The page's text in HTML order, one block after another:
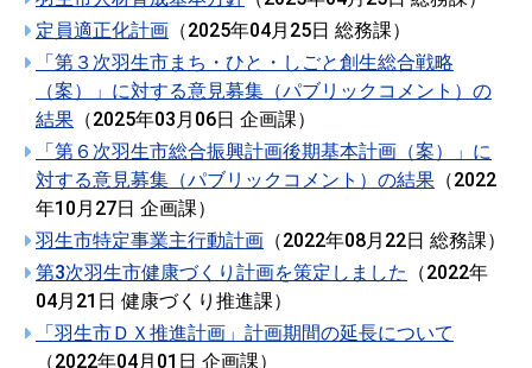
定員適正化計画 （2025年04月25日 総務課）
「第３次羽生市まち・ひと・しごと創生総合戦略
（案）」に対する意見募集（パブリックコメント）の
結果 （2025年03月06日 企画課）
「第６次羽生市総合振興計画後期基本計画（案）」に
対する意見募集（パブリックコメント）の結果 （2022
年10月27日 企画課）
羽生市特定事業主行動計画 （2022年08月22日 総務課）
第3次羽生市健康づくり計画を策定しました
（2022年
04月21日 健康づくり推進課）
「羽生市ＤＸ推進計画」計画期間の延長について
（2022年04月01日 企画課）